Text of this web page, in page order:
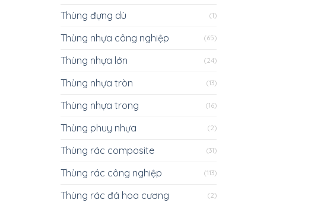
Thùng đựng dù (1)
Thùng nhựa công nghiệp (65)
Thùng nhựa lớn (24)
Thùng nhựa tròn (13)
Thùng nhựa trong (16)
Thùng phuy nhựa (2)
Thùng rác composite (31)
Thùng rác công nghiệp (113)
Thùng rác đá hoa cương (2)